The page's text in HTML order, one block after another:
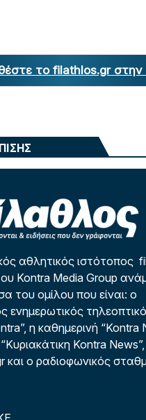
το filathlos.gr στην
αθλητικός ιστότοπος
Kontra Media Group
του ομίλου που είναι: ο
ενημερωτικός
η καθημερινή “Kontra
Kontra
και ο ραδιοφωνικός